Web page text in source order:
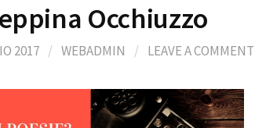
Occhiuzzo
2017 / WEBADMIN / LEAVE A COMMENT